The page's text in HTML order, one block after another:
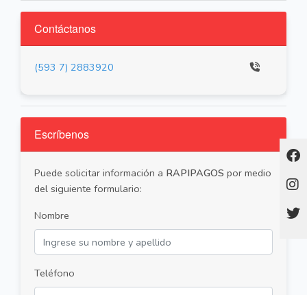
Contáctanos
(593 7) 2883920
Escríbenos
Puede solicitar información a RAPIPAGOS por medio
del siguiente formulario:
Nombre
Teléfono